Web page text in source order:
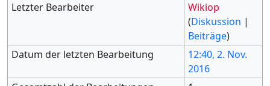
Letzter Bearbeiter
Wikiop
(Diskussion |
Beiträge)
Datum der letzten Bearbeitung
12:40, 2. Nov.
2016